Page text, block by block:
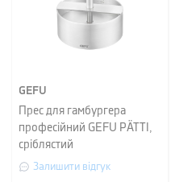
GEFU
Прес для гамбургера
професійний GEFU PÄTTI,
сріблястий
Залишити відгук